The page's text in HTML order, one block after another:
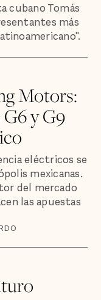
cubano Tomás
más
Motors:
y G9
eléctricos se
mexicanas.
del mercado
las apuestas